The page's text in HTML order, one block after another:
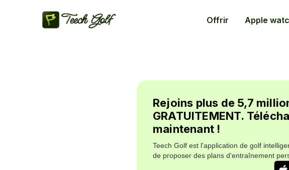
Offrir Apple
Rejoins plus de 5,7
GRATUITEMENT.
maintenant !
Teech Golf est l'application de golf
de proposer des plans d'entraînement